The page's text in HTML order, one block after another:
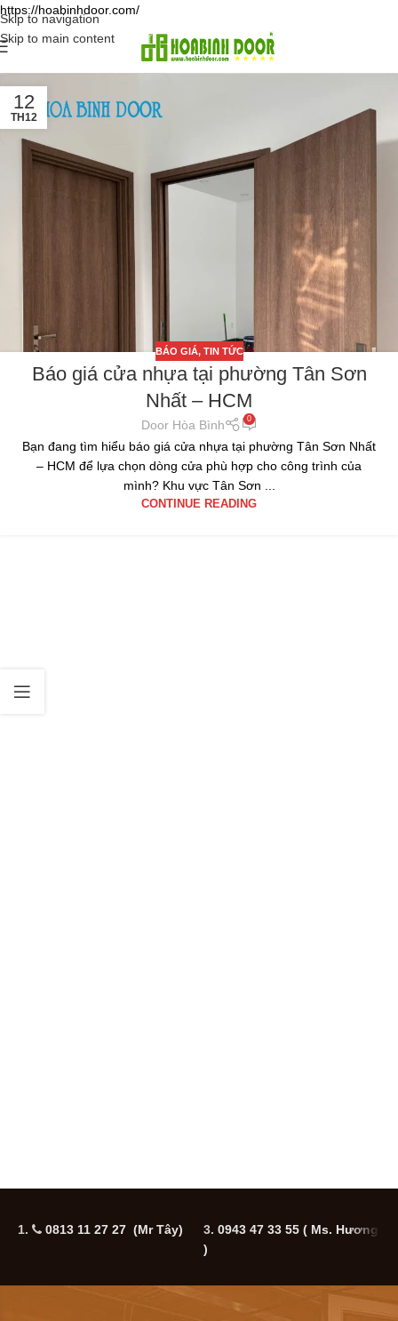
https://hoabinhdoor.com/
Skip to navigation
Skip to main content
12
TH12
BÁO GIÁ, TIN TỨC
Báo giá cửa nhựa tại phường Tân Sơn
Nhất – HCM
Door Hòa Bình 0
Bạn đang tìm hiểu báo giá cửa nhựa tại phường Tân Sơn Nhất
– HCM để lựa chọn dòng cửa phù hợp cho công trình của
mình? Khu vực Tân Sơn ...
CONTINUE READING
1. 0813 11 27 27 (Mr Tây) 3. 0943 47 33 55 ( Ms. Hương
)